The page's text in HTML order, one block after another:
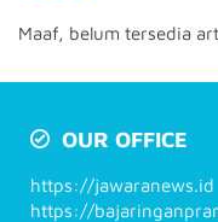
Maaf, belum tersedia
OUR OFFICE
https://jawaranews.id
https://